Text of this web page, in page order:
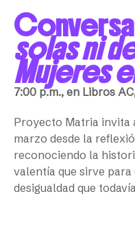
solas ni
Mujeres
7:00 p.m., en Libros
Proyecto Matria invita
marzo desde la
reconociendo la
valentía que sirve
desigualdad que